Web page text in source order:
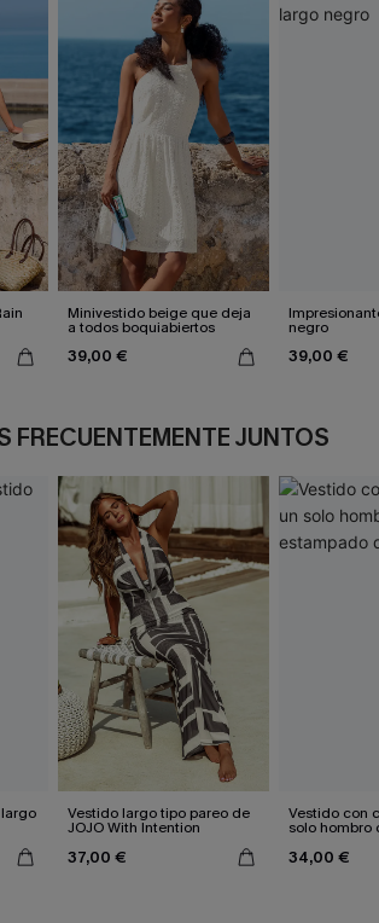
Minivestido beige que deja
a todos boquiabiertos
39,00 €
negro
39,00 €
FRECUENTEMENTE JUNTOS
Vestido largo tipo pareo de
JOJO With Intention
37,00 €
Vestido con
solo hombro
34,00 €